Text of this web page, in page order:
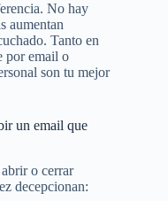
No hay
aumentan
Tanto en
por email o
son tu mejor
un email que
o cerrar
decepcionan: